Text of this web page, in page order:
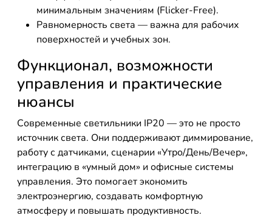
минимальным значениям (Flicker-Free).
Равномерность света — важна для рабочих
поверхностей и учебных зон.
Функционал, возможности
управления и практические
нюансы
Современные светильники IP20 — это не просто
источник света. Они поддерживают диммирование,
работу с датчиками, сценарии «Утро/День/Вечер»,
интеграцию в «умный дом» и офисные системы
управления. Это помогает экономить
электроэнергию, создавать комфортную
атмосферу и повышать продуктивность.